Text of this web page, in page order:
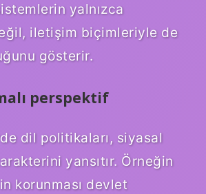
yalnızca
iletişim biçimleriyle de
gösterir.
perspektif
dil politikaları, siyasal
yansıtır. Örneğin
korunması devlet